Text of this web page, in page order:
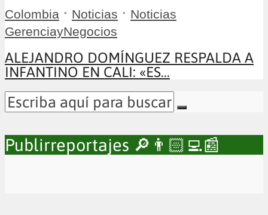
Colombia • Noticias • Noticias
GerenciayNegocios
ALEJANDRO DOMÍNGUEZ RESPALDA A
INFANTINO EN CALI: «ES...
Publirreportajes 🔎👨🏻‍💻📰